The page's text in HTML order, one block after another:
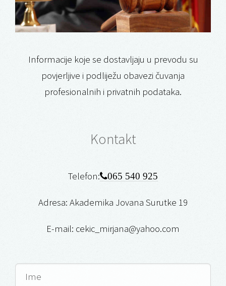
Informacije koje se dostavljaju u prevodu su
povjerljive i podliježu obavezi čuvanja
profesionalnih i privatnih podataka.
Kontakt
Telefon: 065 540 925
Adresa: Akademika Jovana Surutke 19
E-mail: cekic_mirjana@yahoo.com